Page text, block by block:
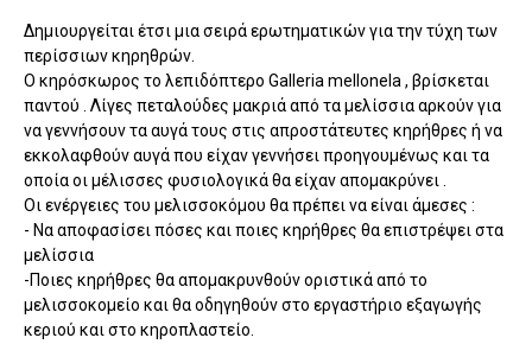
Δημιουργείται έτσι μια σειρά ερωτηματικών για την τύχη των
περίσσιων κηρηθρών.
Ο κηρόσκωρος το λεπιδόπτερο Galleria mellonela , βρίσκεται
παντού . Λίγες πεταλούδες μακριά από τα μελίσσια αρκούν για
να γεννήσουν τα αυγά τους στις απροστάτευτες κηρήθρες ή να
εκκολαφθούν αυγά που είχαν γεννήσει προηγουμένως και τα
οποία οι μέλισσες φυσιολογικά θα είχαν απομακρύνει .
Οι ενέργειες του μελισσοκόμου θα πρέπει να είναι άμεσες :
- Να αποφασίσει πόσες και ποιες κηρήθρες θα επιστρέψει στα
μελίσσια
-Ποιες κηρήθρες θα απομακρυνθούν οριστικά από το
μελισσοκομείο και θα οδηγηθούν στο εργαστήριο εξαγωγής
κεριού και στο κηροπλαστείο.